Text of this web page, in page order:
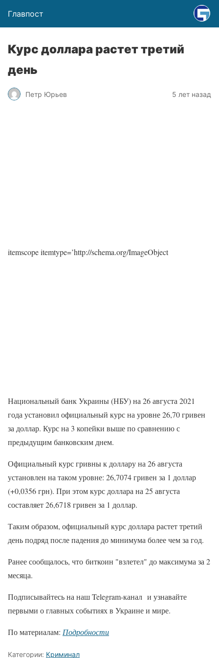
Главпост
Курс доллара растет третий
день
Петр Юрьев 5 лет назад
itemscope itemtype=’http://schema.org/ImageObject
Национальный банк Украины (НБУ) на 26 августа 2021
года установил официальный курс на уровне 26,70 гривен
за доллар. Курс на 3 копейки выше по сравнению с
предыдущим банковским днем.
Официальный курс гривны к доллару на 26 августа
установлен на таком уровне: 26,7074 гривен за 1 доллар
(+0,0356 грн). При этом курс доллара на 25 августа
составляет 26,6718 гривен за 1 доллар.
Таким образом, официальный курс доллара растет третий
день подряд после падения до минимума более чем за год.
Ранее сообщалось, что биткоин "взлетел" до максимума за 2
месяца.
Подписывайтесь на наш Telegram-канал и узнавайте
первыми о главных событиях в Украине и мире.
По материалам: Подробности
Категории: Криминал